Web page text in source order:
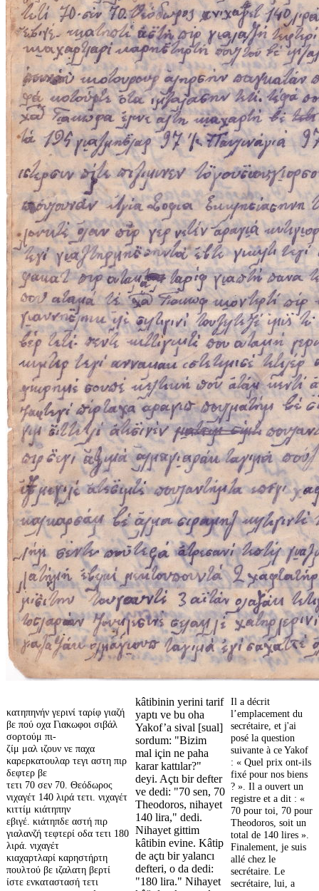
κατηπηνήν γερινί ταρίφ γιαζή
βε πού οχα Γιακωφοι σιβάλ
σορτούμ πι-
ζίμ μαλ ιζουν νε παχα
καρερκατουλαρ τεγι αστη πιρ
δεφτερ βε
τετι 70 σεν 70. Θεόδωρος
νιχαγέτ 140 λιρά τετι. νιχαγέτ
κιττίμ κιάτηπην
εβιγέ. κιάτηπδε αστή πιρ
γιαλανζή τεφτερί οδα τετι 180
λιρά. νιχαγέτ
κιαχαρτλαρί καρηστήρτη
πουλτού βε ιζαλατη βερτί
ίστε ενκαταστασή τετι
kâtibinin yerini tarif
yaptı ve bu oha
Yakof’a sival [sual]
sordum: "Bizim
mal için ne paha
karar kattılar?"
deyi. Açtı bir defter
ve dedi: "70 sen, 70
Theodoros, nihayet
140 lira," dedi.
Nihayet gittim
kâtibin evine. Kâtip
de açtı bir yalancı
defteri, o da dedi:
"180 lira." Nihayet
Il a décrit
l’emplacement du
secrétaire, et j'ai
posé la question
suivante à ce Yakof
: « Quel prix ont-ils
fixé pour nos biens
? ». Il a ouvert un
registre et a dit : «
70 pour toi, 70 pour
Theodoros, soit un
total de 140 lires ».
Finalement, je suis
allé chez le
secrétaire. Le
secrétaire, lui, a